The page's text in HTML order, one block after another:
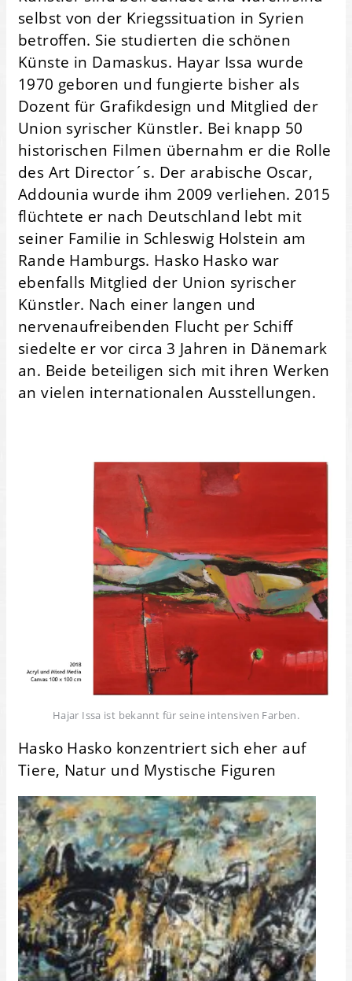
selbst von der Kriegssituation in Syrien
betroffen. Sie studierten die schönen
Künste in Damaskus. Hayar Issa wurde
1970 geboren und fungierte bisher als
Dozent für Grafikdesign und Mitglied der
Union syrischer Künstler. Bei knapp 50
historischen Filmen übernahm er die Rolle
des Art Director´s. Der arabische Oscar,
Addounia wurde ihm 2009 verliehen. 2015
flüchtete er nach Deutschland lebt mit
seiner Familie in Schleswig Holstein am
Rande Hamburgs. Hasko Hasko war
ebenfalls Mitglied der Union syrischer
Künstler. Nach einer langen und
nervenaufreibenden Flucht per Schiff
siedelte er vor circa 3 Jahren in Dänemark
an. Beide beteiligen sich mit ihren Werken
an vielen internationalen Ausstellungen.
Hajar Issa ist bekannt für seine intensiven Farben.
Hasko Hasko konzentriert sich eher auf
Tiere, Natur und Mystische Figuren